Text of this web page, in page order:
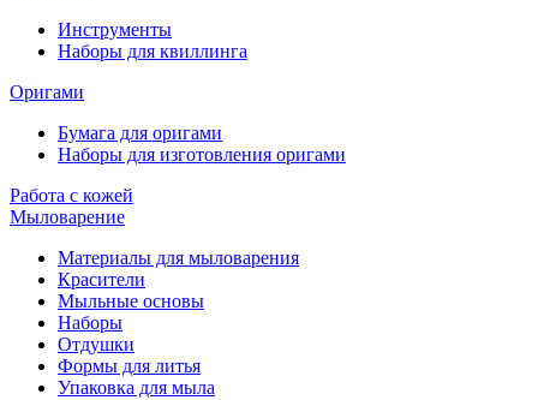
Инструменты
Наборы для квиллинга
Оригами
Бумага для оригами
Наборы для изготовления оригами
Работа с кожей
Мыловарение
Материалы для мыловарения
Красители
Мыльные основы
Наборы
Отдушки
Формы для литья
Упаковка для мыла